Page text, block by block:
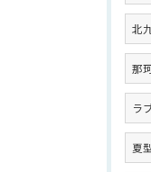
北
那
ラ
夏